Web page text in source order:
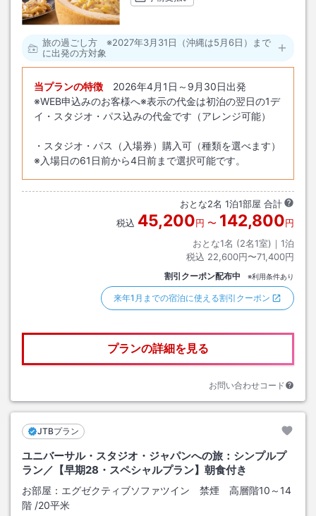
旅の過ごし方 ※2027年3月31日（沖縄は5月6日）まで
に出発の方対象
当プランの特徴 2026年4月1日～9月30日出発
※WEB申込みのお客様へ※表示の代金は初泊の翌日の1デ
イ・スタジオ・パス込みの代金です（アレンジ可能）
・スタジオ・パス（入場券）購入可（種類を選べます）
※入場日の61日前から4日前まで選択可能です。
おとな2名 1泊1部屋 合計
税込 45,200円 〜 142,800円
おとな1名 (2名1室)｜ 1泊
税込 22,600円〜71,400円
割引クーポン配布中 ※利用条件あり
来年1月までの宿泊に使える割引クーポン
プランの詳細を見る
お問い合わせコード
JTBプラン
ユニバーサル・スタジオ・ジャパンへの旅：シンプルプ
ラン／【早期28・スペシャルプラン】朝食付き
お部屋： エグゼクティブソファツイン 禁煙 高層階10～14
階 /20平米